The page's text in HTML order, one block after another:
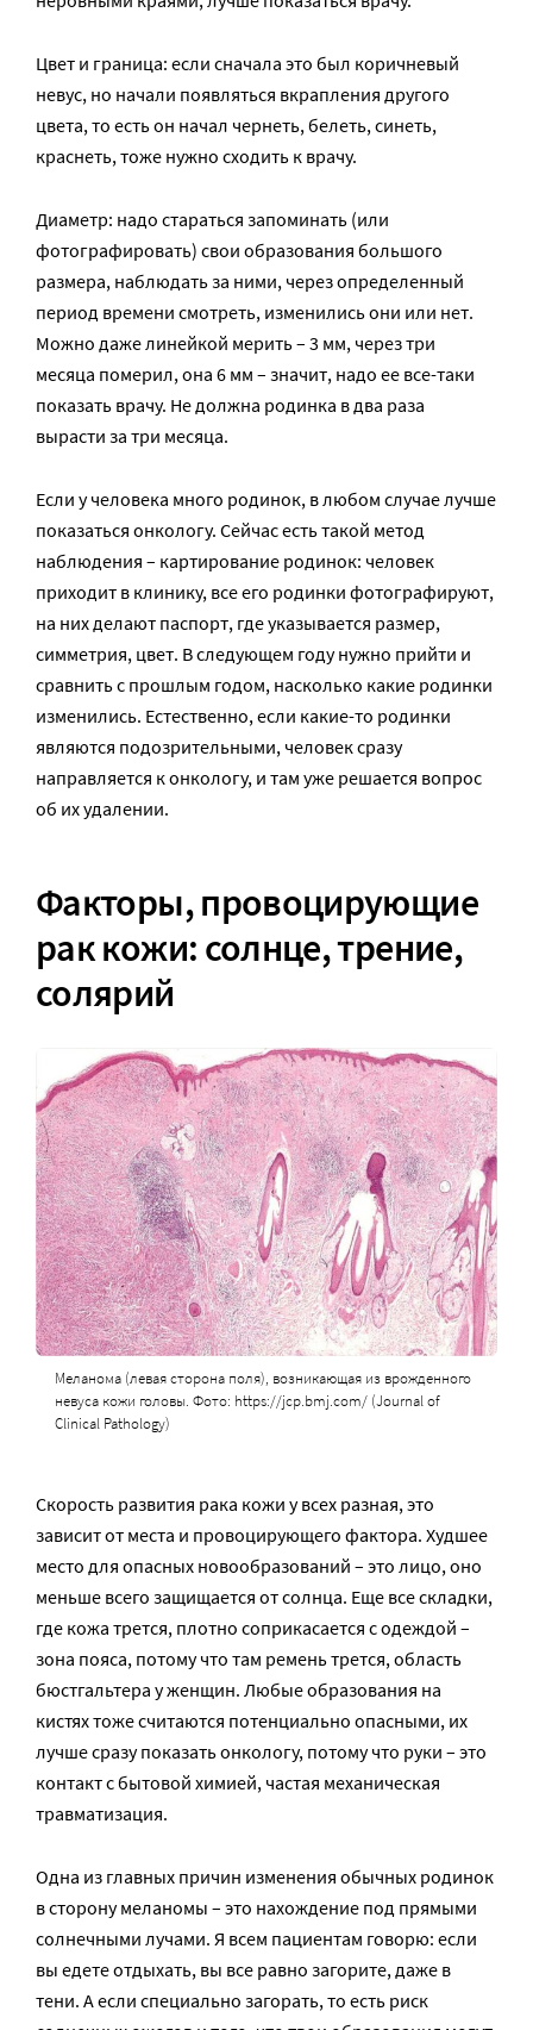
Цвет и граница: если сначала это был коричневый
невус, но начали появляться вкрапления другого
цвета, то есть он начал чернеть, белеть, синеть,
краснеть, тоже нужно сходить к врачу.
Диаметр: надо стараться запоминать (или
фотографировать) свои образования большого
размера, наблюдать за ними, через определенный
период времени смотреть, изменились они или нет.
Можно даже линейкой мерить – 3 мм, через три
месяца померил, она 6 мм – значит, надо ее все-таки
показать врачу. Не должна родинка в два раза
вырасти за три месяца.
Если у человека много родинок, в любом случае лучше
показаться онкологу. Сейчас есть такой метод
наблюдения – картирование родинок: человек
приходит в клинику, все его родинки фотографируют,
на них делают паспорт, где указывается размер,
симметрия, цвет. В следующем году нужно прийти и
сравнить с прошлым годом, насколько какие родинки
изменились. Естественно, если какие-то родинки
являются подозрительными, человек сразу
направляется к онкологу, и там уже решается вопрос
об их удалении.
Факторы, провоцирующие
рак кожи: солнце, трение,
солярий
Меланома (левая сторона поля), возникающая из врожденного
невуса кожи головы. Фото: https://jcp.bmj.com/ (Journal of
Clinical Pathology)
Скорость развития рака кожи у всех разная, это
зависит от места и провоцирующего фактора. Худшее
место для опасных новообразований – это лицо, оно
меньше всего защищается от солнца. Еще все складки,
где кожа трется, плотно соприкасается с одеждой –
зона пояса, потому что там ремень трется, область
бюстгальтера у женщин. Любые образования на
кистях тоже считаются потенциально опасными, их
лучше сразу показать онкологу, потому что руки – это
контакт с бытовой химией, частая механическая
травматизация.
Одна из главных причин изменения обычных родинок
в сторону меланомы – это нахождение под прямыми
солнечными лучами. Я всем пациентам говорю: если
вы едете отдыхать, вы все равно загорите, даже в
тени. А если специально загорать, то есть риск